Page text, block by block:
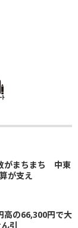
ﾄ
がまちまち 中東
が支え
高の66,300円で大
引